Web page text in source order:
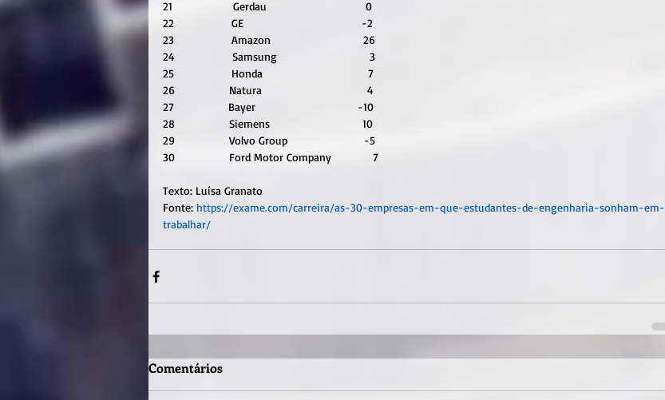
21                   Gerdau                               0
22                  GE                                     -2
23                  Amazon                             26
24                  Samsung                             3
25                  Honda                                 7
26                 Natura                                 4
27                 Bayer                                -10
28                 Siemens                             10
29                 Volvo Group                        -5
30                 Ford Motor Company             7
Texto: Luísa Granato
Fonte: https://exame.com/carreira/as-30-empresas-em-que-estudantes-de-engenharia-sonham-em-
trabalhar/
Comentários